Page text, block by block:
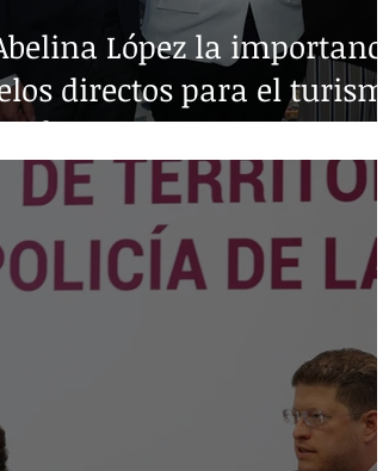
López la importancia
directos para el turismo
y Monterrey